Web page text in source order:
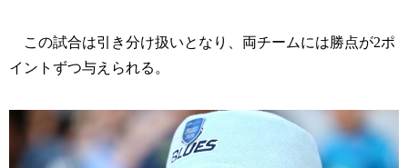
この試合は引き分け扱いとなり、両チームには勝点が2ポ
イントずつ与えられる。